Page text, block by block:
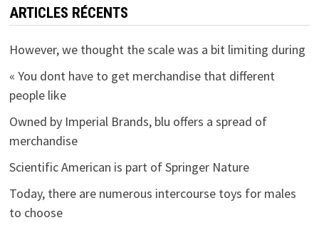
ARTICLES RÉCENTS
However, we thought the scale was a bit limiting during
« You dont have to get merchandise that different
people like
Owned by Imperial Brands, blu offers a spread of
merchandise
Scientific American is part of Springer Nature
Today, there are numerous intercourse toys for males
to choose